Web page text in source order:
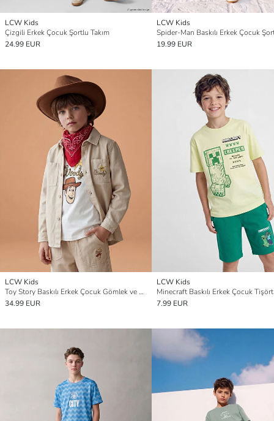
LCW Kids
Çizgili Erkek Çocuk Şortlu Takım
24.99 EUR
LCW Kids
19.99 EUR
LCW Kids
Toy Story Baskılı Erkek Çocuk Gömlek ve Tişört
34.99 EUR
LCW Kids
Minecraft Baskılı Erkek Çocuk Tişört
7.99 EUR